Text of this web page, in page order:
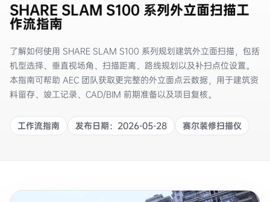
SHARE SLAM S100 系列外立面扫描工
作流指南
了解如何使用 SHARE SLAM S100 系列规划建筑外立面扫描，包括
机型选择、垂直视场角、扫描距离、路线规划以及补扫点位设置。
本指南可帮助 AEC 团队获取更完整的外立面点云数据，用于建筑资
料留存、竣工记录、CAD/BIM 前期准备以及项目复核。
工作流指南 发布日期：2026-05-28 赛尔装修扫描仪